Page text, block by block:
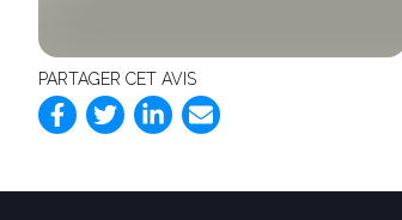
PARTAGER CET AVIS